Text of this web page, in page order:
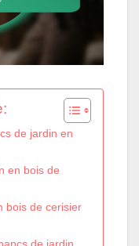
de jardin en
en bois de
bois de cerisier
de jardin